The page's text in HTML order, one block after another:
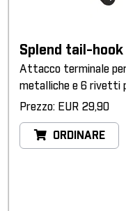
Splend tail-
Attacco terminale
metalliche e 6 rivetti
Prezzo: EUR 29,90
ORDINARE